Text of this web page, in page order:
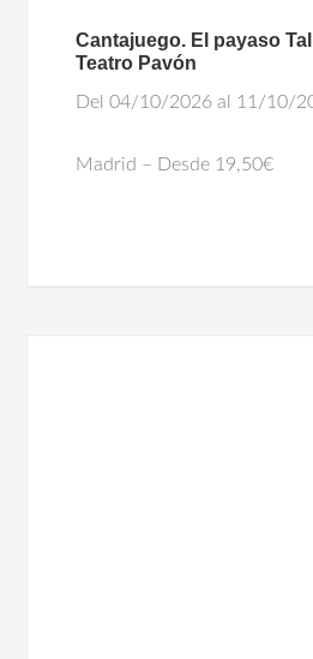
Cantajuego. El payaso
Teatro Pavón
Del 04/10/2026 al 11/10/
Madrid – Desde 19,50€